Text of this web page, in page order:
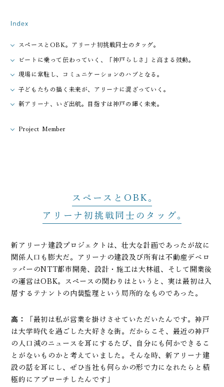
スペースとOBK。アリーナ初挑戦同士のタッグ。
ビートに乗って伝わっていく、「神戸らしさ」と高まる鼓動。
現場に常駐し、コミュニケーションのハブとなる。
子どもたちの描く未来が、アリーナに混ざっていく。
新アリーナ、いざ出航。目指すは神戸の輝く未来。
Project Member
スペースとOBK
アリーナ初挑戦同士のタッグ
新アリーナ建設プロジェクトは、壮大な計画であったが故に
関係人口も膨大だ。アリーナの建設及び所有は不動産デベロ
ッパーのNTT都市開発、設計・施工は大林組、そして開業後
の運営はOBK。スペースの関わりはというと、実は最初は入
居するテナントの内装監理という局所的なものであった。
高：
「最初は私が営業を掛けさせていただいたんです。神戸
は大学時代を過ごした大好きな街。だからこそ、最近の神戸
の人口減のニュースを耳にするたび、自分にも何かできるこ
とがないものかと考えていました。そんな時、新アリーナ建
設の話を耳にし、ぜひ当社も何らかの形で力になれたらと積
極的にアプローチしたんです」